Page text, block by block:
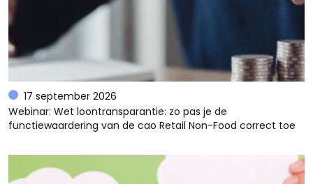
17 september 2026
Webinar: Wet loontransparantie: zo pas je de
functiewaardering van de cao Retail Non-Food correct toe